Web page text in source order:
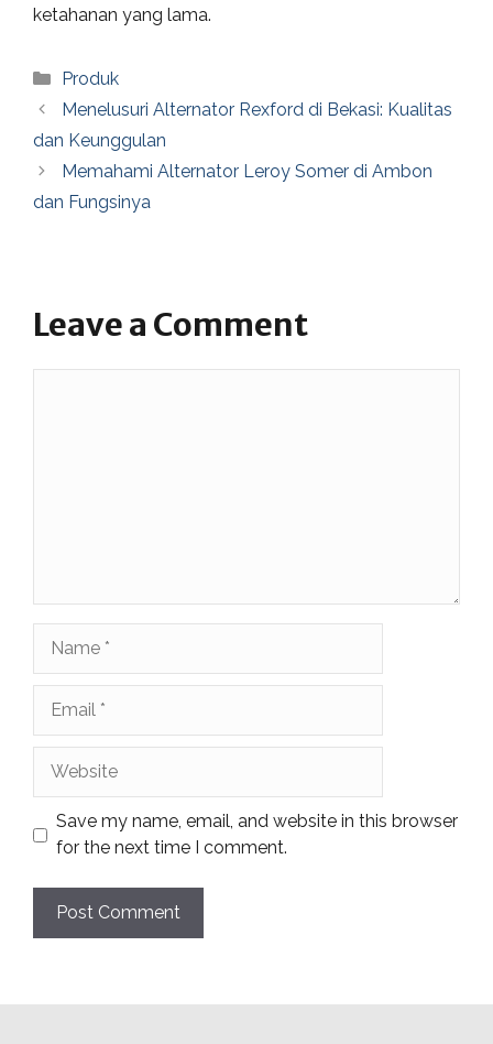
ketahanan yang lama.
Categories
Produk
Menelusuri Alternator Rexford di Bekasi: Kualitas
dan Keunggulan
Memahami Alternator Leroy Somer di Ambon
dan Fungsinya
Leave a Comment
Save my name, email, and website in this browser
for the next time I comment.